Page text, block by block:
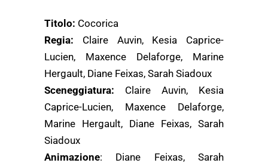
Titolo: Cocorica
Regia: Claire Auvin, Kesia Caprice-
Lucien, Maxence Delaforge, Marine
Hergault, Diane Feixas, Sarah Siadoux
Sceneggiatura: Claire Auvin, Kesia
Caprice-Lucien, Maxence Delaforge,
Marine Hergault, Diane Feixas, Sarah
Siadoux
Animazione: Diane Feixas, Sarah